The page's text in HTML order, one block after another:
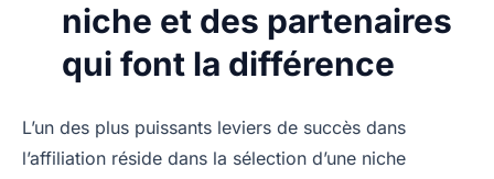
niche et des partenaires
qui font la différence
L’un des plus puissants leviers de succès dans
l’affiliation réside dans la sélection d’une niche